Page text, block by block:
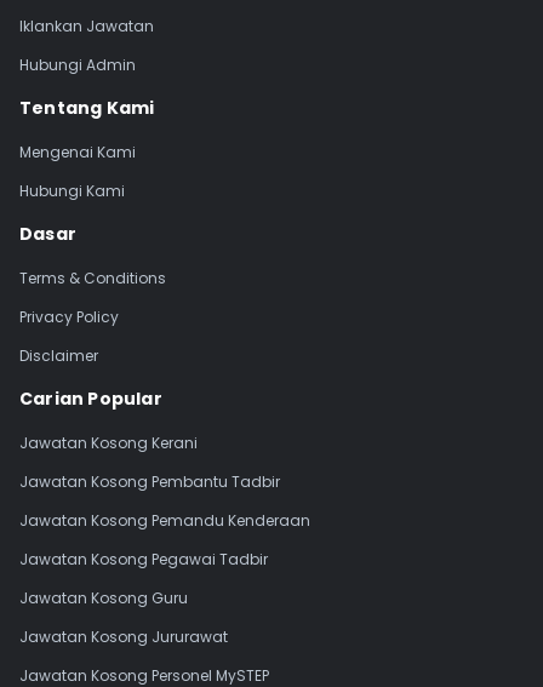
Iklankan Jawatan
Hubungi Admin
Tentang Kami
Mengenai Kami
Hubungi Kami
Dasar
Terms & Conditions
Privacy Policy
Disclaimer
Carian Popular
Jawatan Kosong Kerani
Jawatan Kosong Pembantu Tadbir
Jawatan Kosong Pemandu Kenderaan
Jawatan Kosong Pegawai Tadbir
Jawatan Kosong Guru
Jawatan Kosong Jururawat
Jawatan Kosong Personel MySTEP